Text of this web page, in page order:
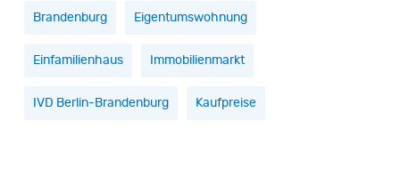
Brandenburg Eigentumswohnung
Einfamilienhaus Immobilienmarkt
IVD Berlin-Brandenburg Kaufpreise